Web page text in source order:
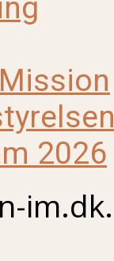
2026
im.dk.